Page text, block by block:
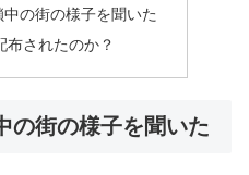
の街の様子を聞いた
布されたのか？
の街の様子を聞いた